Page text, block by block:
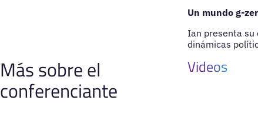
Un mundo g-
Ian presenta su
dinámicas
Más sobre el
conferenciante
Videos